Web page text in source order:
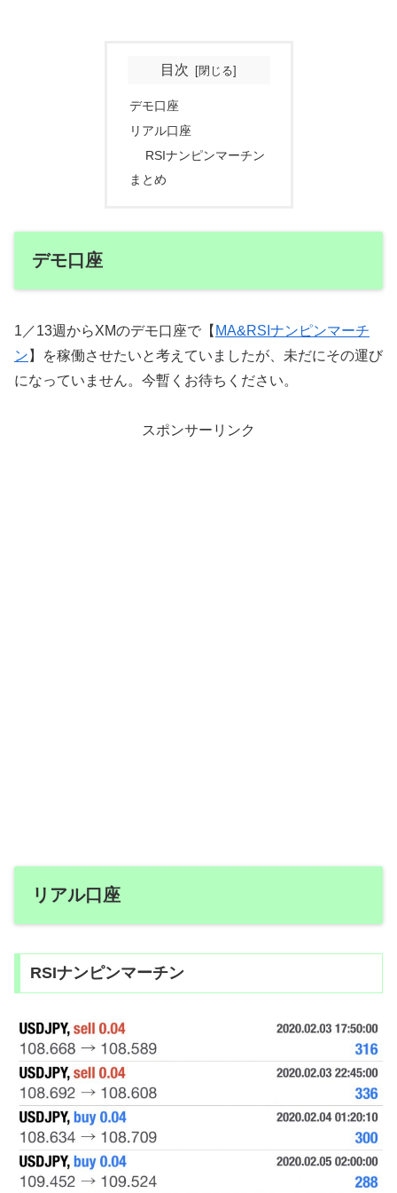
目次
デモ口座
リアル口座
RSIナンピンマーチン
まとめ
デモ口座
1／13週からXMのデモ口座で【 MA&RSIナンピンマーチ
ン 】を稼働させたいと考えていましたが、未だにその運び
になっていません。今暫くお待ちください。
スポンサーリンク
リアル口座
RSIナンピンマーチン